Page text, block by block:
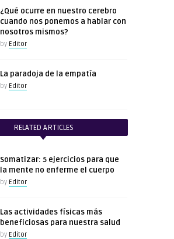
¿Qué ocurre en nuestro cerebro
cuando nos ponemos a hablar con
nosotros mismos?
by Editor
La paradoja de la empatía
by Editor
RELATED ARTICLES
Somatizar: 5 ejercicios para que
la mente no enferme el cuerpo
by Editor
Las actividades físicas más
beneficiosas para nuestra salud
by Editor